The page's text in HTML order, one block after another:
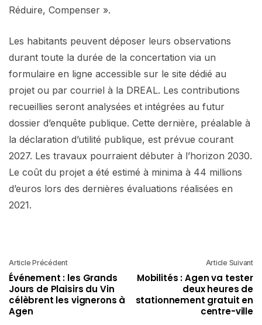
Réduire, Compenser ».
Les habitants peuvent déposer leurs observations
durant toute la durée de la concertation via un
formulaire en ligne accessible sur le site dédié au
projet ou par courriel à la DREAL. Les contributions
recueillies seront analysées et intégrées au futur
dossier d’enquête publique. Cette dernière, préalable à
la déclaration d’utilité publique, est prévue courant
2027. Les travaux pourraient débuter à l’horizon 2030.
Le coût du projet a été estimé à minima à 44 millions
d’euros lors des dernières évaluations réalisées en
2021.
Article Précédent
Événement : les Grands
Jours de Plaisirs du Vin
célèbrent les vignerons à
Agen
Article Suivant
Mobilités : Agen va tester
deux heures de
stationnement gratuit en
centre-ville